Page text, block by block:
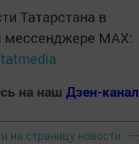
Татарстана в
мессенджере MАХ:
на наш Дзен-канал
на страницу новости